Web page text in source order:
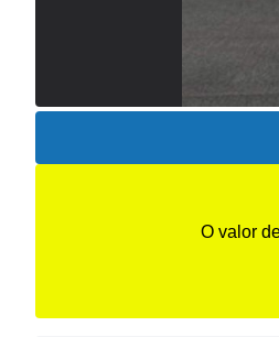
O valor